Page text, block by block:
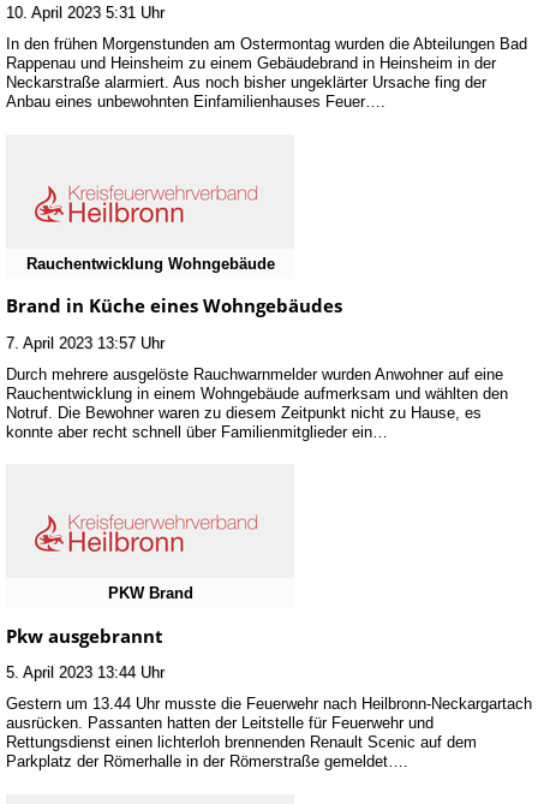
10. April 2023 5:31 Uhr
In den frühen Morgenstunden am Ostermontag wurden die Abteilungen Bad
Rappenau und Heinsheim zu einem Gebäudebrand in Heinsheim in der
Neckarstraße alarmiert. Aus noch bisher ungeklärter Ursache fing der
Anbau eines unbewohnten Einfamilienhauses Feuer….
Rauchentwicklung Wohngebäude
Brand in Küche eines Wohngebäudes
7. April 2023 13:57 Uhr
Durch mehrere ausgelöste Rauchwarnmelder wurden Anwohner auf eine
Rauchentwicklung in einem Wohngebäude aufmerksam und wählten den
Notruf. Die Bewohner waren zu diesem Zeitpunkt nicht zu Hause, es
konnte aber recht schnell über Familienmitglieder ein…
PKW Brand
Pkw ausgebrannt
5. April 2023 13:44 Uhr
Gestern um 13.44 Uhr musste die Feuerwehr nach Heilbronn-Neckargartach
ausrücken. Passanten hatten der Leitstelle für Feuerwehr und
Rettungsdienst einen lichterloh brennenden Renault Scenic auf dem
Parkplatz der Römerhalle in der Römerstraße gemeldet….